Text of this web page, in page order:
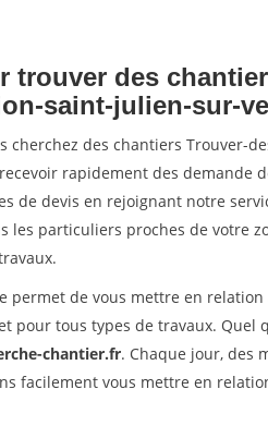
trouver des
saint-julien-sur-
cherchez des chantiers Trouver-
rapidement des demande
de devis en rejoignant notre
les particuliers proches de votre
permet de vous mettre en
pour tous types de travaux.
chantier.fr. Chaque jour, des
facilement vous mettre en